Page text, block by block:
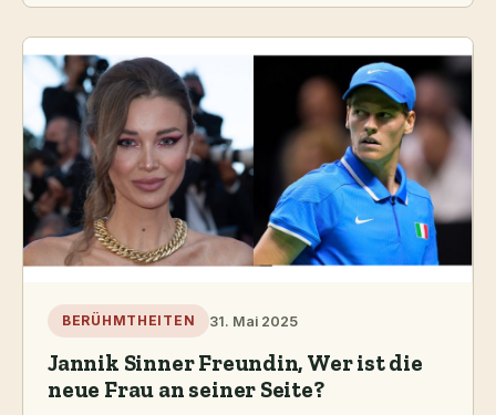
BERÜHMTHEITEN 31. Mai 2025
Jannik Sinner Freundin, Wer ist die
neue Frau an seiner Seite?